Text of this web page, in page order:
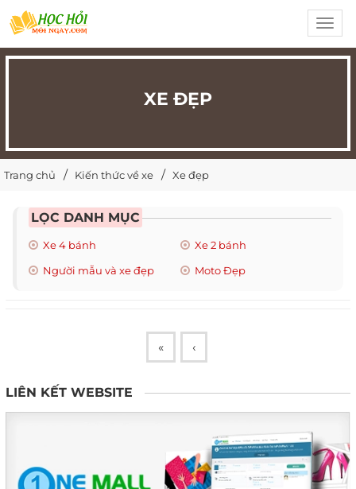
XE ĐẸP
Trang chủ Kiến thức về xe Xe đẹp
LỌC DANH MỤC
Xe 4 bánh
Xe 2 bánh
Người mẫu và xe đẹp
Moto Đẹp
« ‹
LIÊN KẾT WEBSITE